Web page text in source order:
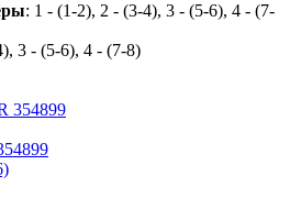
: 1 - (1-2), 2 - (3-4), 3 - (5-6), 4 - (7-
3 - (5-6), 4 - (7-8)